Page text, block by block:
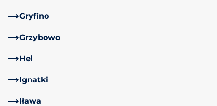
Gryfino
Grzybowo
Hel
Ignatki
Iława